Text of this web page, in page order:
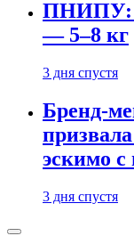
ПНИПУ:
— 5–8 кг
3 дня спустя
Бренд-
эскимо
3 дня спустя